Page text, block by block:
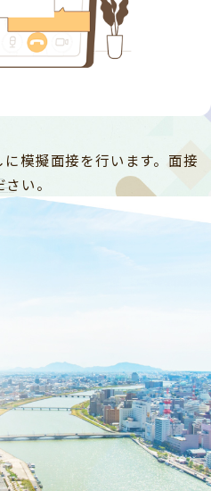
模擬面接を行います。 面接
い。